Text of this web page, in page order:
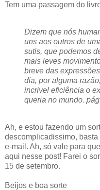
Tem uma passagem do
Dizem que nós
uns aos outros de
sutis, que podemos
mais leves
breve das
dia, por alguma
incrivel eficiência o
queria no mundo.
Ah, e estou fazendo um
descomplicadissimo,
e-mail. Ah, só vale para
aqui nesse post! Farei o
15 de setembro.
Beijos e boa sorte